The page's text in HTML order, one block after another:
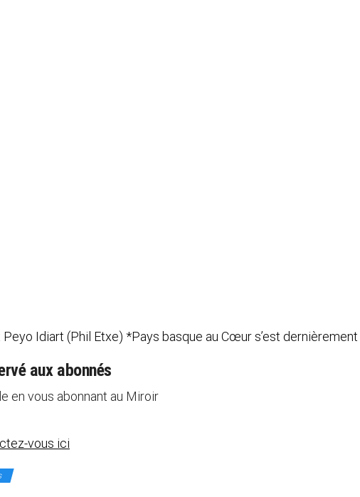
Idiart (Phil Etxe) *Pays basque au Cœur s’est
aux abonnés
en vous abonnant au Miroir
vous ici